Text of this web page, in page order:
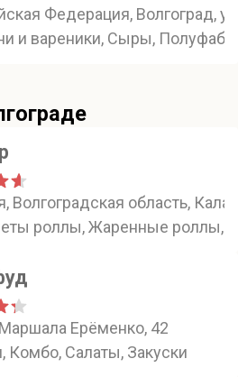
Федерация, Волгоград,
и вареники, Сыры,
Волгоградская область,
роллы, Жаренные роллы,
Ерёменко, 42
Комбо, Салаты, Закуски